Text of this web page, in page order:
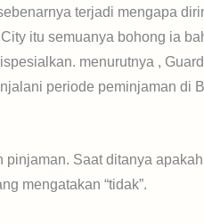
terjadi mengapa
itu semuanya bohong ia
menurutnya ,
periode peminjaman di
Saat ditanya
mengatakan “tidak”.